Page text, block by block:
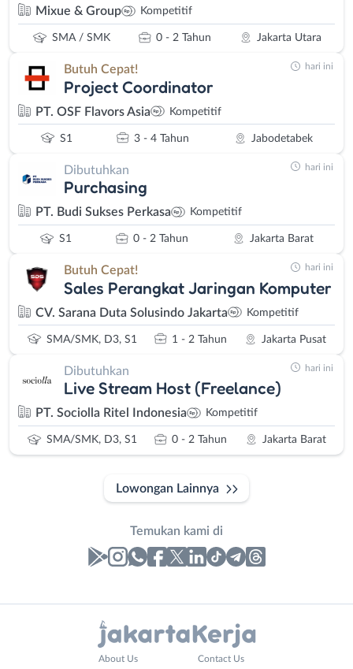
Mixue & Group Kompetitif
SMA / SMK 0 - 2 Tahun Jakarta Utara
Butuh Cepat!
Project Coordinator
PT. OSF Flavors Asia Kompetitif
S1 3 - 4 Tahun Jabodetabek
hari ini
Dibutuhkan
Purchasing
PT. Budi Sukses Perkasa Kompetitif
S1 0 - 2 Tahun Jakarta Barat
hari ini
Butuh Cepat!
Sales Perangkat Jaringan Komputer
CV. Sarana Duta Solusindo Jakarta Kompetitif
SMA/SMK, D3, S1 1 - 2 Tahun Jakarta Pusat
hari ini
Dibutuhkan
Live Stream Host (Freelance)
PT. Sociolla Ritel Indonesia Kompetitif
SMA/SMK, D3, S1 0 - 2 Tahun Jakarta Barat
hari ini
Lowongan Lainnya
Temukan kami di
About Us Contact Us